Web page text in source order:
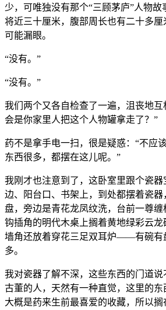
少，可唯独没有那个“三顾茅庐”人物
将近三十厘米，腹部周长也有二十多
可能漏眼。
“没有。”
“没有。”
我们两个又各自检查了一遍，沮丧地互
会是你家里人把这个人物罐拿走了？”
药不是拿手电一扫，很是疑惑：“不
东西很多，都摆在这儿呢。”
我刚才也注意到了，这卧室里跟个瓷
边、阳台口、书架上，到处都摆着瓷
盘，旁边是青花龙凤纹洗，台前一尊
钩插角的明代木桌上搁着黄地绿彩云龙
墙角还放着穿花三足双耳炉——有碗有
多。
我对瓷器了解不深，这些东西的门道
古董的人，天然有一种直觉，这里的东
大概是药来生前最喜爱的收藏，所以